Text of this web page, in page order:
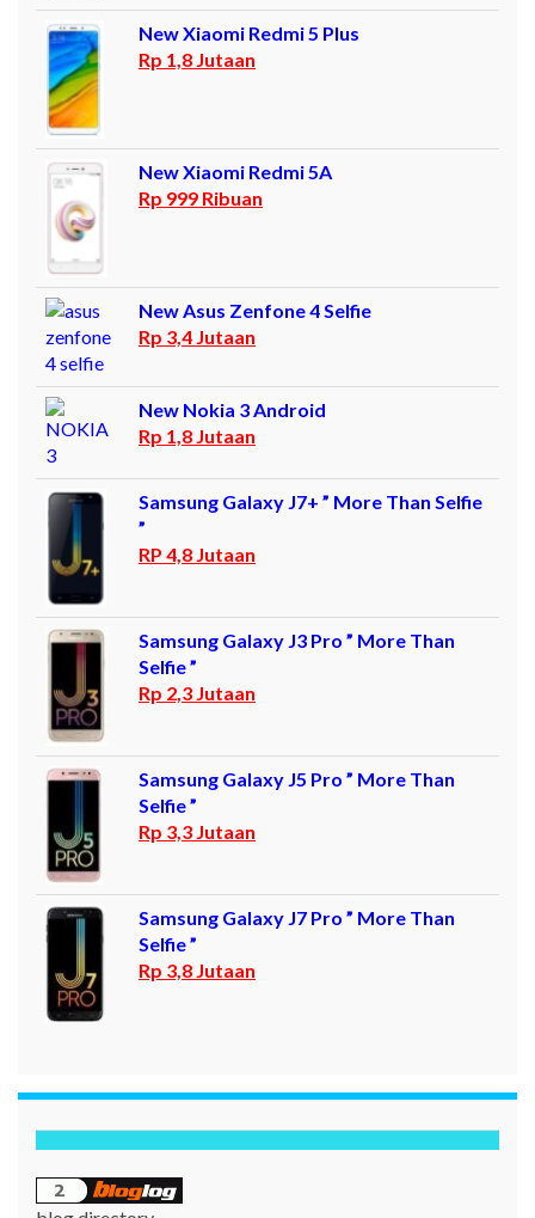
New Xiaomi Redmi 5 Plus
Rp 1,8 Jutaan
New Xiaomi Redmi 5A
Rp 999 Ribuan
New Asus Zenfone 4 Selfie
Rp 3,4 Jutaan
New Nokia 3 Android
Rp 1,8 Jutaan
Samsung Galaxy J7+ ” More Than Selfie
”
RP 4,8 Jutaan
Samsung Galaxy J3 Pro ” More Than
Selfie ”
Rp 2,3 Jutaan
Samsung Galaxy J5 Pro ” More Than
Selfie ”
Rp 3,3 Jutaan
Samsung Galaxy J7 Pro ” More Than
Selfie ”
Rp 3,8 Jutaan